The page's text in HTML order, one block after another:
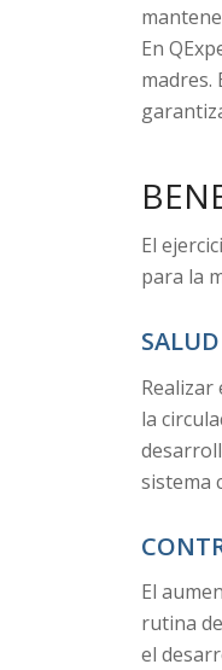
En
madres.
El
para la
la
sistema
El
rutina
el